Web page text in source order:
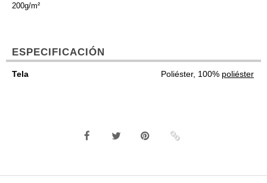
200g/m²
ESPECIFICACIÓN
Tela Poliéster, 100% poliéster